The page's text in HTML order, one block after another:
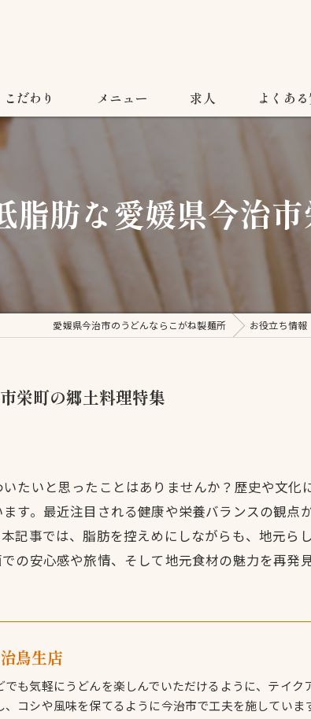
こだわり メニュー 求人 よくあ
脂肪な愛媛県今治
愛媛県今治市のうどんならこがね製麺所 お役立ち情報
栄町の郷土料理特集
たいと思ったことはありませんか？歴史や文
す。最近注目される健康や栄養バランスの観
記事では、脂肪を控えめにしながらも、地元
の安心感や旅情、そして地元食材の魅力を再発
鳥生店
でも気軽にうどんを楽しんでいただけるように、テイ
コシや風味を保てるように今治市で工夫を施していま